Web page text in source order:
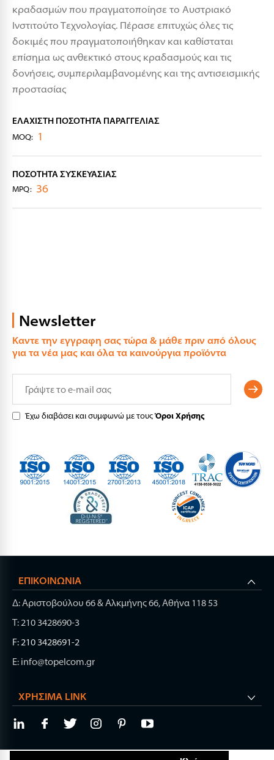
κραδασμών που πραγματοποίησε το Αυστριακό
Ινστιτούτο Τεχνολογίας. Πέρασε επιτυχώς όλες τις
δοκιμές που πραγματοποιήθηκαν και καθίσταται
επίσημα ως ανθεκτικό στους κραδασμούς και τις
δονήσεις, συμπεριλαμβανομένης και της αντισεισμικής
προστασίας
ΕΛΆΧΙΣΤΗ ΠΟΣΌΤΗΤΑ ΠΑΡΑΓΓΕΛΊΑΣ
MOQ: 1
ΠΟΣΌΤΗΤΑ ΣΥΣΚΕΥΑΣΊΑΣ
MPQ 36
Newsletter
Καντε την εγγραφη σας τώρα & μάθε πριν από όλους
για τα νέα μας και όλα τα καινούργια προϊόντα
Έχω διαβάσει και συμφωνώ με τουςΌροι Χρήσης
ΕΠΙΚΟΙΝΩΝΊΑ
Δ: Αριστοβούλου 66 & Αλκμήνης 66, Αθήνα 118 53
Τ: 210 3428690-3
F: 210 3428691-2
E: info@topelcom.gr
ΧΡΉΣΙΜΑ LINK